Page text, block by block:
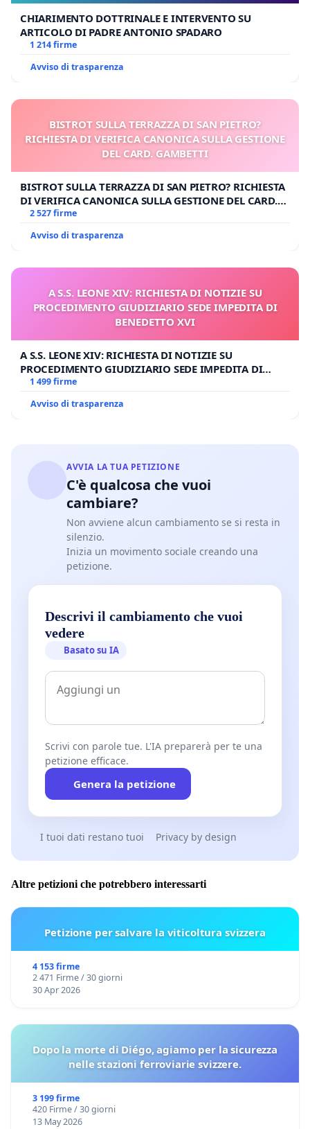
CHIARIMENTO DOTTRINALE E INTERVENTO SU
ARTICOLO DI PADRE ANTONIO SPADARO
1 214 firme
Avviso di trasparenza
BISTROT SULLA TERRAZZA DI SAN PIETRO?
RICHIESTA DI VERIFICA CANONICA SULLA GESTIONE
DEL CARD. GAMBETTI
BISTROT SULLA TERRAZZA DI SAN PIETRO? RICHIESTA
DI VERIFICA CANONICA SULLA GESTIONE DEL CARD.
GAMBETTI
2 527 firme
Avviso di trasparenza
A S.S. LEONE XIV: RICHIESTA DI NOTIZIE SU
PROCEDIMENTO GIUDIZIARIO SEDE IMPEDITA DI
BENEDETTO XVI
A S.S. LEONE XIV: RICHIESTA DI NOTIZIE SU
PROCEDIMENTO GIUDIZIARIO SEDE IMPEDITA DI
BENEDETTO XVI
1 499 firme
Avviso di trasparenza
AVVIA LA TUA PETIZIONE
C'è qualcosa che vuoi
cambiare?
Non avviene alcun cambiamento se si resta in
silenzio.
Inizia un movimento sociale creando una
petizione.
Descrivi il cambiamento che vuoi
vedere
Basato su IA
Scrivi con parole tue. L'IA preparerà per te una
petizione efficace.
Genera la petizione
I tuoi dati restano tuoi Privacy by design
Altre petizioni che potrebbero interessarti
Petizione per salvare la viticoltura svizzera
4 153 firme
2 471 Firme / 30 giorni
30 Apr 2026
Dopo la morte di Diégo, agiamo per la sicurezza
nelle stazioni ferroviarie svizzere.
3 199 firme
420 Firme / 30 giorni
13 May 2026